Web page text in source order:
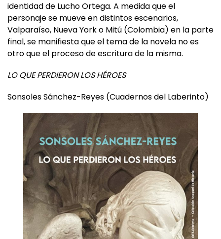
Marín, el supuesto escritor, se apropia de la
identidad de Lucho Ortega. A medida que el
personaje se mueve en distintos escenarios,
Valparaíso, Nueva York o Mitú (Colombia) en la parte
final, se manifiesta que el tema de la novela no es
Sonsoles Sánchez-Reyes (Cuadernos del Laberinto)